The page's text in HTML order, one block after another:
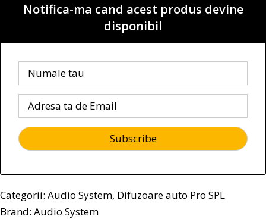
Notifica-ma cand acest produs devine
disponibil
Categorii: Audio System, Difuzoare auto Pro SPL
Brand: Audio System